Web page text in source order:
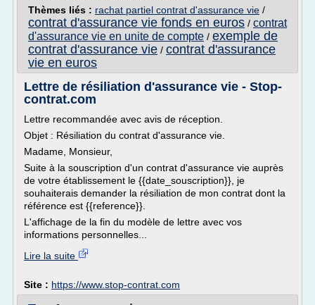
Thèmes liés : rachat partiel contrat d'assurance vie /
contrat d'assurance vie fonds en euros / contrat
d'assurance vie en unite de compte / exemple de
contrat d'assurance vie / contrat d'assurance
vie en euros
Lettre de résiliation d'assurance vie - Stop-
contrat.com
Lettre recommandée avec avis de réception.
Objet : Résiliation du contrat d'assurance vie.
Madame, Monsieur,
Suite à la souscription d'un contrat d'assurance vie auprès
de votre établissement le {{date_souscription}}, je
souhaiterais demander la résiliation de mon contrat dont la
référence est {{reference}}.
L'affichage de la fin du modèle de lettre avec vos
informations personnelles...
Lire la suite
Site : https://www.stop-contrat.com